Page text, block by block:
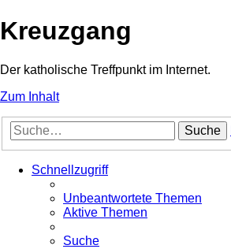
Kreuzgang
Der katholische Treffpunkt im Internet.
Zum Inhalt
Suche
Schnellzugriff
Unbeantwortete Themen
Aktive Themen
Suche